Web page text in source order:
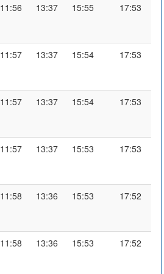
11:56 13:37 15:55 17:53
11:57 13:37 15:54 17:53
11:57 13:37 15:54 17:53
11:57 13:37 15:53 17:53
11:58 13:36 15:53 17:52
11:58 13:36 15:53 17:52